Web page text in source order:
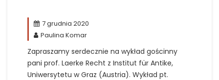
7 grudnia 2020
Paulina Komar
Zapraszamy serdecznie na wykład gościnny
pani prof. Laerke Recht z Institut für Antike,
Uniwersytetu w Graz (Austria). Wykład pt.